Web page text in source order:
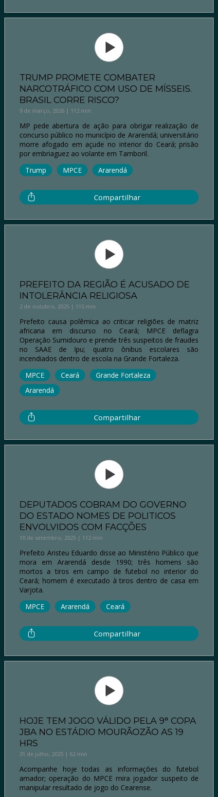
TRUMP PROMETE COMBATER
NARCOTRÁFICO COM USO DE MÍSSEIS.
BRASIL CORRE RISCO?
9 de março, 2026 | 112 min
MP pede abertura de ação para obrigar realização de
concurso público no município de Ararendá; universitário
morre afogado em açude no interior do Ceará; prisão
por embriaguez ao volante em Tamboril.
Trump
MPCE Ararendá
Compartilhar
PREFEITO DA REGIÃO É ACUSADO DE
INTOLERÂNCIA RELIGIOSA
2 de outubro, 2025 | 115 min
Prefeito causa polêmica ao criticar religiões de matriz
africana em discurso no Ceará; MPCE deflagra
Operação Sumidouro e prende três suspeitos de fraudes
no SAAE de Ipu; quatro ônibus escolares são
incendiados dentro de escola na Grande Fortaleza.
MPCE
Ceará
Grande Fortaleza
Ararendá
Compartilhar
DEPUTADOS COBRAM DO GOVERNO
DO ESTADO NOMES DE POLITICOS
ENVOLVIDOS COM FACÇÕES
10 de setembro, 2025 | 112 min
Prefeito Aristeu Eduardo disse ao Ministério Público que
mora em Ararendá desde 1990; três homens são
mortos a tiros em campo de futebol no interior do
Ceará; homem é executado à tiros dentro de casa em
Varjota.
MPCE
Ararendá Ceará
Compartilhar
HOJE TEM JOGO VÁLIDO PELA 9° COPA
JBA NO ESTÁDIO MOURÃOZÃO AS 19
HRS
31 de julho, 2025 | 62 min
Acompanhe hoje todas as informações do futebol
amador; operação do MPCE mira jogador suspeito de
manipular resultado de jogo do Cearense.